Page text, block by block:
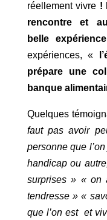
réellement vivre !
rencontre et
belle
expériences, «
prépare une
banque
Quelques
faut pas avoir
personne que
handicap ou
surprises » « on
tendresse » «
que l’on est et